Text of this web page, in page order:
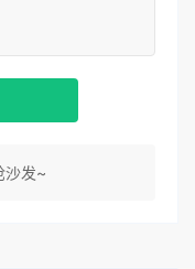
沙发~